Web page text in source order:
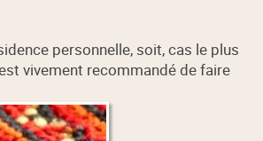
personnelle, soit, cas le plus
vivement recommandé de faire